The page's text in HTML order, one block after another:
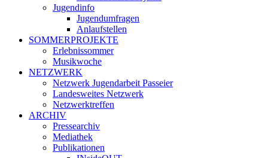
Jugendinfo
Jugendumfragen
Anlaufstellen
SOMMERPROJEKTE
Erlebnissommer
Musikwoche
NETZWERK
Netzwerk Jugendarbeit Passeier
Landesweites Netzwerk
Netzwerktreffen
ARCHIV
Pressearchiv
Mediathek
Publikationen